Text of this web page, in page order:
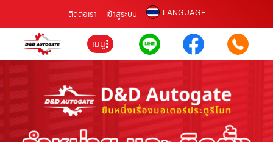
ติดต่อเรา เข้าสู่ระบบ LANGUAGE
เมนู